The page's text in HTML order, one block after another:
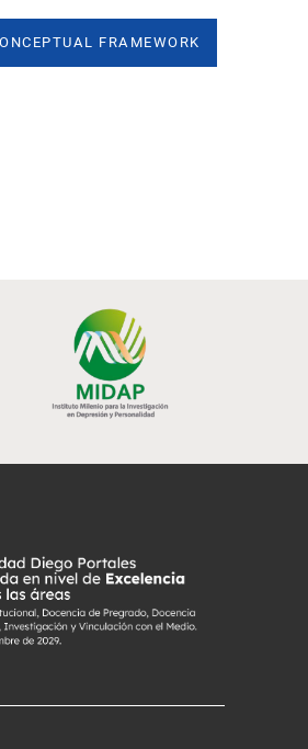
FRAMEWORK